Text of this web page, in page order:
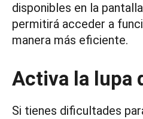
disponibles en la
permitirá acceder a
manera más eficiente.
Activa la lupa
Si tienes dificultades